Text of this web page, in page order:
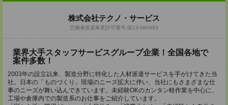
株式会社テクノ・サービス
労働者派遣事業許可番号:派13-080693
業界大手スタッフサービスグループ企業！全国各地で
案件多数！
2003年の設立以来、製造分野に特化した人材派遣サービスを手がけてきた当
社。日本の「ものづくり」現場のニーズ拡大に伴い、当社にもさまざまな仕
事のニーズが舞い込んできています。未経験OKのカンタン軽作業を中心に、
工場や倉庫内での製造系のお仕事をご紹介しています。